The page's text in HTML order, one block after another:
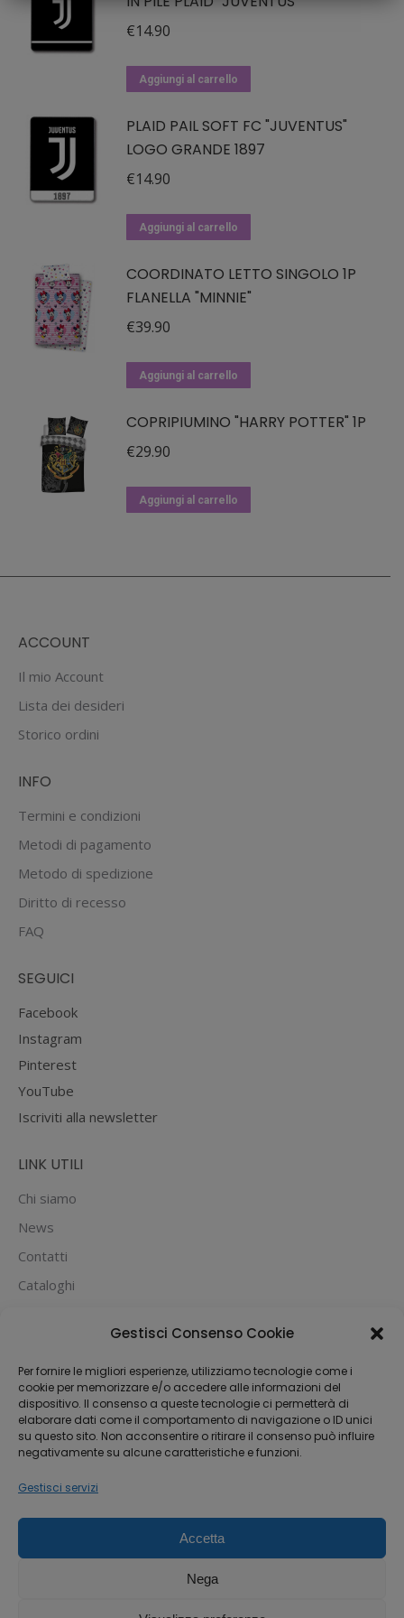
Gestisci Consenso Cookie
Per fornire le migliori esperienze, utilizziamo tecnologie come i
cookie per memorizzare e/o accedere alle informazioni del
dispositivo. Il consenso a queste tecnologie ci permetterà di
elaborare dati come il comportamento di navigazione o ID unici
su questo sito. Non acconsentire o ritirare il consenso può influire
negativamente su alcune caratteristiche e funzioni.
Gestisci servizi
Accetta
Nega
€14.90
Aggiungi al carrello
PLAID PAIL SOFT FC "JUVENTUS"
LOGO GRANDE 1897
€14.90
Aggiungi al carrello
COORDINATO LETTO SINGOLO 1P
FLANELLA "MINNIE"
€39.90
Aggiungi al carrello
COPRIPIUMINO "HARRY POTTER" 1P
€29.90
Aggiungi al carrello
ACCOUNT
Il mio Account
Lista dei desideri
Storico ordini
INFO
Termini e condizioni
Metodi di pagamento
Metodo di spedizione
Diritto di recesso
FAQ
SEGUICI
Facebook
Instagram
Pinterest
YouTube
Iscriviti alla newsletter
LINK UTILI
Chi siamo
News
Contatti
Cataloghi
PUOI PAGARE CON:
Dream-Theme — trulypremium WordPress
themes
Michael House S.R.L.S